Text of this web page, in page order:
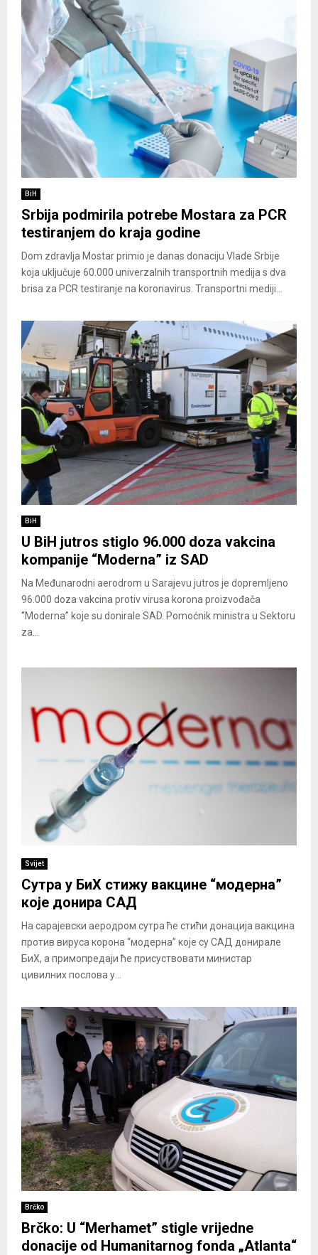
BiH
Srbija podmirila potrebe Mostara za PCR
testiranjem do kraja godine
Dom zdravlja Mostar primio je danas donaciju Vlade Srbije
koja uključuje 60.000 univerzalnih transportnih medija s dva
brisa za PCR testiranje na koronavirus. Transportni mediji...
BiH
U BiH jutros stiglo 96.000 doza vakcina
kompanije “Moderna” iz SAD
Na Međunarodni aerodrom u Sarajevu jutros je dopremljeno
96.000 doza vakcina protiv virusa korona proizvođača
“Moderna” koje su donirale SAD. Pomoćnik ministra u Sektoru
za...
Svijet
Сутра у БиХ стижу вакцине “модерна”
које донира САД
На сарајевски аеродром сутра ће стићи донација вакцина
против вируса корона “модерна” које су САД донирале
БиХ, а примопредаји ће присуствовати министар
цивилних послова у...
Brčko
Brčko: U “Merhamet” stigle vrijedne
donacije od Humanitarnog fonda „Atlanta“